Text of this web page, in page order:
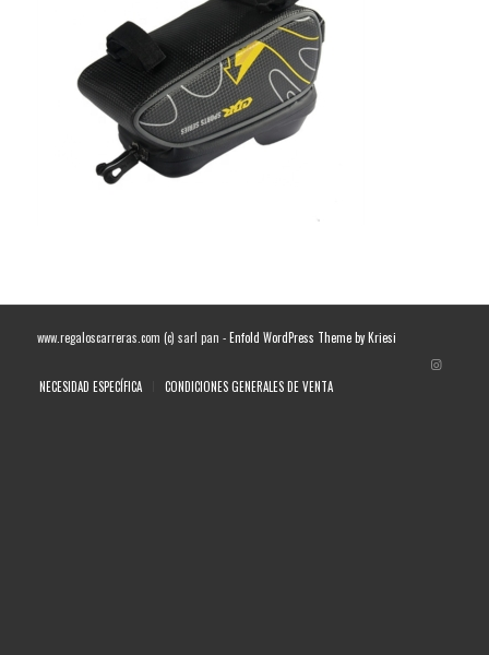
www.regaloscarreras.com (c) sarl pan -Enfold WordPress Theme by Kriesi
NECESIDAD ESPECÍFICA CONDICIONES GENERALES DE VENTA